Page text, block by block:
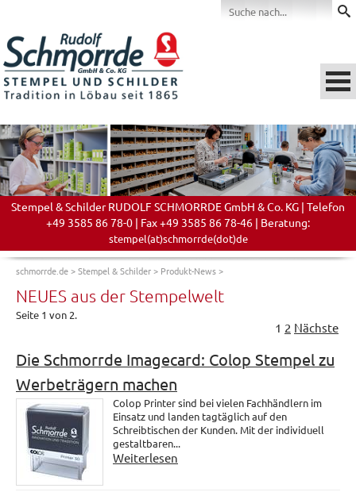
Stempel & Schilder RUDOLF SCHMORRDE GmbH & Co. KG | Telefon
+49 3585 86 78-0 | Fax +49 3585 86 78-46 | Beratung:
stempel(at)schmorrde(dot)de
schmorrde.de>Stempel & Schilder> Produkt-News>
NEUES aus der Stempelwelt
Seite 1 von 2.
1 2 Nächste
Die Schmorrde Imagecard: Colop Stempel zu
Werbeträgern machen
Colop Printer sind bei vielen Fachhändlern im
Einsatz und landen tagtäglich auf den
Schreibtischen der Kunden. Mit der individuell
gestaltbaren...
Weiterlesen